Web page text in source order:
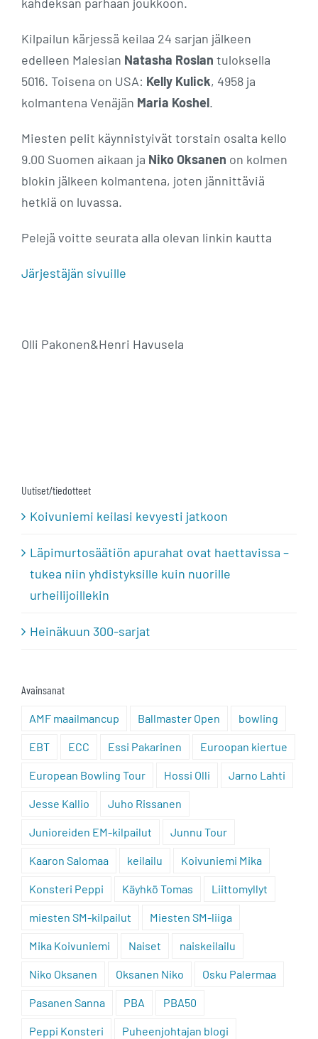
Kilpailun kärjessä keilaa 24 sarjan jälkeen
edelleen Malesian Natasha Roslan tuloksella
5016. Toisena on USA: Kelly Kulick, 4958 ja
kolmantena Venäjän Maria Koshel.
Miesten pelit käynnistyivät torstain osalta kello
9.00 Suomen aikaan ja Niko Oksanen on kolmen
blokin jälkeen kolmantena, joten jännittäviä
hetkiä on luvassa.
Pelejä voitte seurata alla olevan linkin kautta
Järjestäjän sivuille
Olli Pakonen&Henri Havusela
Uutiset/tiedotteet
Koivuniemi keilasi kevyesti jatkoon
Läpimurtosäätiön apurahat ovat haettavissa –
tukea niin yhdistyksille kuin nuorille
urheilijoillekin
Heinäkuun 300-sarjat
Avainsanat
AMF maailmancup Ballmaster Open bowling
EBT ECC Essi Pakarinen Euroopan kiertue
European Bowling Tour Hossi Olli Jarno Lahti
Jesse Kallio Juho Rissanen
Junioreiden EM-kilpailut Junnu Tour
Kaaron Salomaa keilailu Koivuniemi Mika
Konsteri Peppi Käyhkö Tomas Liittomyllyt
miesten SM-kilpailut Miesten SM-liiga
Mika Koivuniemi Naiset naiskeilailu
Niko Oksanen Oksanen Niko Osku Palermaa
Pasanen Sanna PBA PBA50
Peppi Konsteri Puheenjohtajan blogi